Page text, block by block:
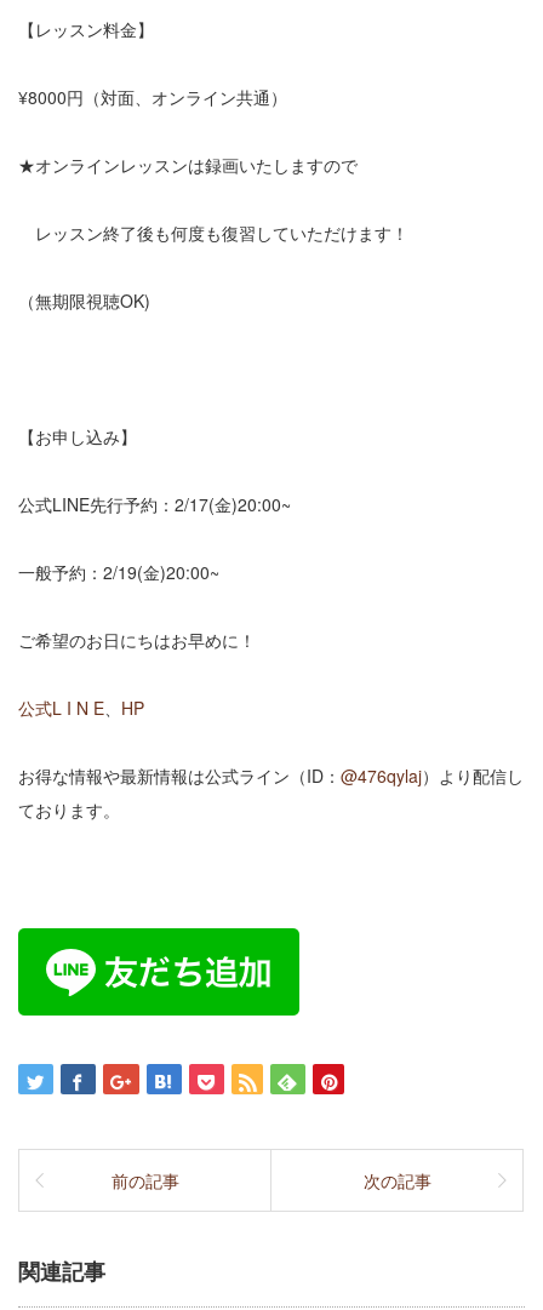
【レッスン料金】
¥8000円（対面、オンライン共通）
★オンラインレッスンは録画いたしますので
レッスン終了後も何度も復習していただけます！
（無期限視聴OK)
【お申し込み】
公式LINE先行予約：2/17(金)20:00~
一般予約：2/19(金)20:00~
ご希望のお日にちはお早めに！
公式L I N E HP
お得な情報や最新情報は公式ライン（ID： @476qylaj）より配信し
ております。
前の記事 次の記事
関連記事